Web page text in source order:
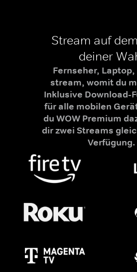
Stream auf
deiner
Fernseher, Laptop,
stream, womit du
Inklusive Download-
für alle mobilen
du WOW Premium
dir zwei Streams
Verfügung.